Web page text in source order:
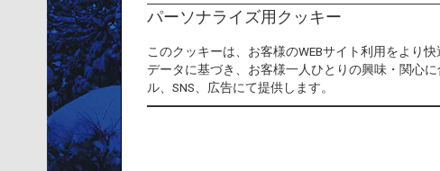
パーソナライズ用クッキー
このクッキーは、お客様のWEBサイト利用をより
データに基づき、お客様一人ひとりの興味・関心
ル、SNS、広告にて提供します。